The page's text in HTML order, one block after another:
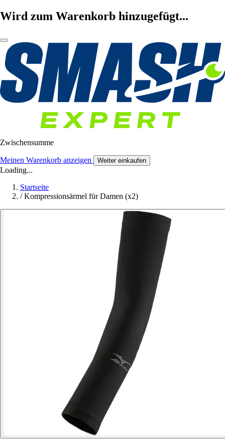
Wird zum Warenkorb hinzugefügt...
Zwischensumme
Meinen Warenkorb anzeigen Weiter einkaufen
Loading...
Startseite
/ Kompressionsärmel für Damen (x2)